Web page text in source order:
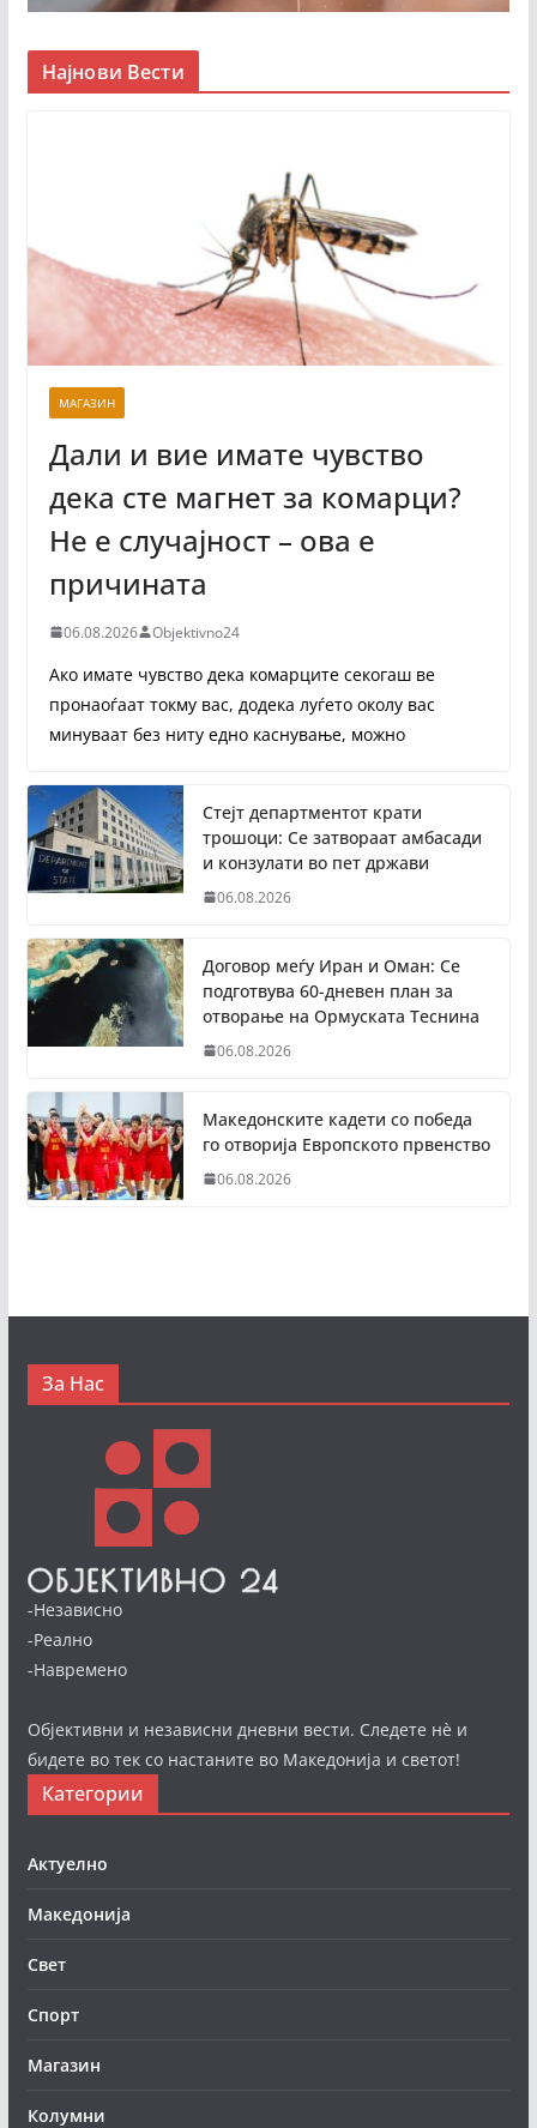
Најнови Вести
МАГАЗИН
Дали и вие имате чувство
дека сте магнет за комарци?
Не е случајност – ова е
причината
06.08.2026 Objektivno24
Ако имате чувство дека комарците секогаш ве
пронаоѓаат токму вас, додека луѓето околу вас
минуваат без ниту едно каснување, можно
Стејт департментот крати
трошоци: Се затвораат амбасади
и конзулати во пет држави
06.08.2026
Договор меѓу Иран и Оман: Се
подготвува 60-дневен план за
отворање на Ормуската Теснина
06.08.2026
Македонските кадети со победа
го отворија Европското првенство
06.08.2026
За Нас
-Независно
-Реално
-Навремено
Објективни и независни дневни вести. Следете нè и
бидете во тек со настаните во Македонија и светот!
Категории
Актуелно
Македонија
Свет
Спорт
Магазин
Колумни